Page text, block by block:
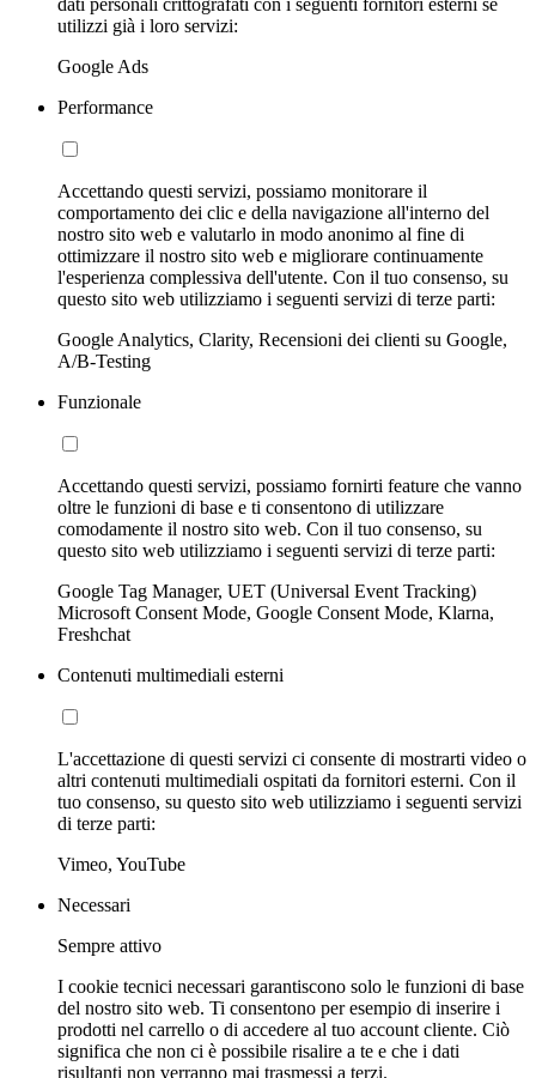
dati personali crittografati con i seguenti fornitori esterni se
utilizzi già i loro servizi:
Google Ads
Performance
Accettando questi servizi, possiamo monitorare il
comportamento dei clic e della navigazione all'interno del
nostro sito web e valutarlo in modo anonimo al fine di
ottimizzare il nostro sito web e migliorare continuamente
l'esperienza complessiva dell'utente. Con il tuo consenso, su
questo sito web utilizziamo i seguenti servizi di terze parti:
Google Analytics, Clarity, Recensioni dei clienti su Google,
A/B-Testing
Funzionale
Accettando questi servizi, possiamo fornirti feature che vanno
oltre le funzioni di base e ti consentono di utilizzare
comodamente il nostro sito web. Con il tuo consenso, su
questo sito web utilizziamo i seguenti servizi di terze parti:
Google Tag Manager, UET (Universal Event Tracking)
Microsoft Consent Mode, Google Consent Mode, Klarna,
Freshchat
Contenuti multimediali esterni
L'accettazione di questi servizi ci consente di mostrarti video o
altri contenuti multimediali ospitati da fornitori esterni. Con il
tuo consenso, su questo sito web utilizziamo i seguenti servizi
di terze parti:
Vimeo, YouTube
Necessari
Sempre attivo
I cookie tecnici necessari garantiscono solo le funzioni di base
del nostro sito web. Ti consentono per esempio di inserire i
prodotti nel carrello o di accedere al tuo account cliente. Ciò
significa che non ci è possibile risalire a te e che i dati
risultanti non verranno mai trasmessi a terzi.